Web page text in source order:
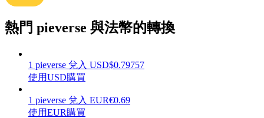
熱門 pieverse 與法幣的轉換
1 pieverse 兌入 USD$0.79757
使用USD購買
1 pieverse 兌入 EUR€0.69
使用EUR購買